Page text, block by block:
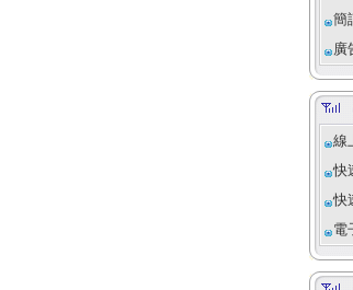
簡
廣
線
快
快
電